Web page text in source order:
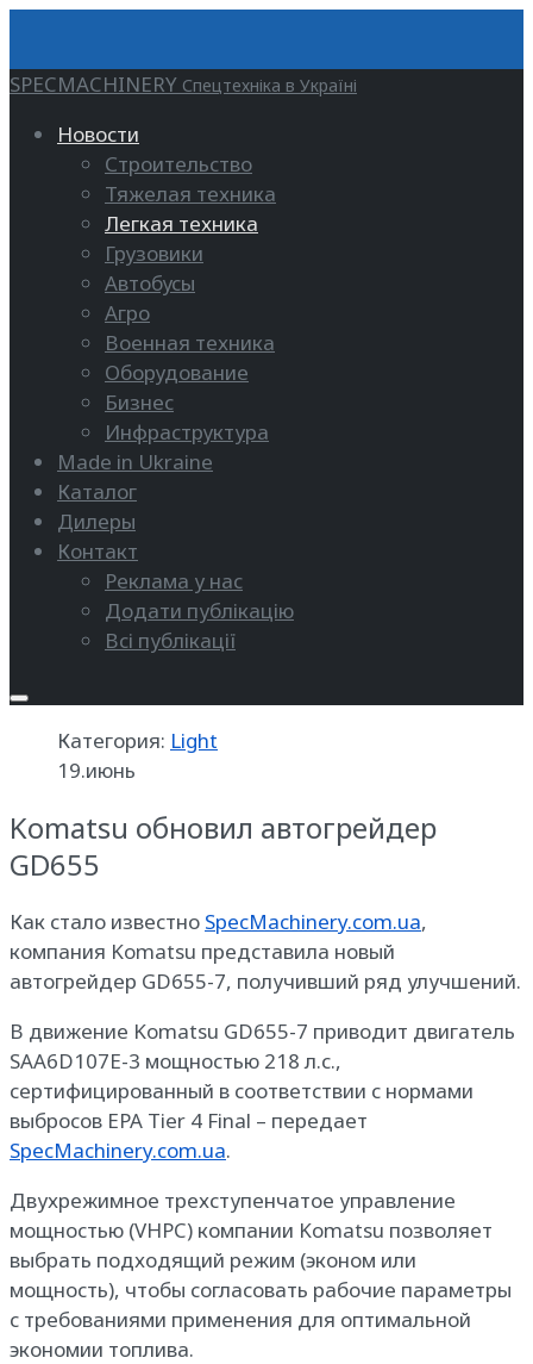
SPECMACHINERY Спецтехніка в Україні
Новости
Строительство
Тяжелая техника
Легкая техника
Грузовики
Автобусы
Агро
Военная техника
Оборудование
Бизнес
Инфраструктура
Made in Ukraine
Каталог
Дилеры
Контакт
Реклама у нас
Додати публікацію
Всі публікації
Категория: Light
19.июнь
Komatsu обновил автогрейдер
GD655
Как стало известно SpecMachinery.com.ua,
компания Komatsu представила новый
автогрейдер GD655-7, получивший ряд улучшений.
В движение Komatsu GD655-7 приводит двигатель
SAA6D107E-3 мощностью 218 л.с.,
сертифицированный в соответствии с нормами
выбросов EPA Tier 4 Final – передает
SpecMachinery.com.ua.
Двухрежимное трехступенчатое управление
мощностью (VHPC) компании Komatsu позволяет
выбрать подходящий режим (эконом или
мощность), чтобы согласовать рабочие параметры
с требованиями применения для оптимальной
экономии топлива.